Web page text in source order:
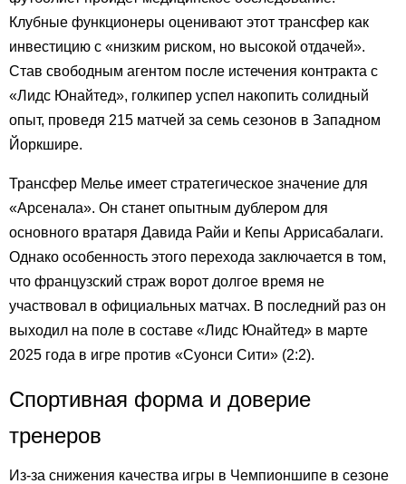
Клубные функционеры оценивают этот трансфер как
инвестицию с «низким риском, но высокой отдачей».
Став свободным агентом после истечения контракта с
«Лидс Юнайтед», голкипер успел накопить солидный
опыт, проведя 215 матчей за семь сезонов в Западном
Йоркшире.
Трансфер Мелье имеет стратегическое значение для
«Арсенала». Он станет опытным дублером для
основного вратаря Давида Райи и Кепы Аррисабалаги.
Однако особенность этого перехода заключается в том,
что французский страж ворот долгое время не
участвовал в официальных матчах. В последний раз он
выходил на поле в составе «Лидс Юнайтед» в марте
2025 года в игре против «Суонси Сити» (2:2).
Спортивная форма и доверие
тренеров
Из-за снижения качества игры в Чемпионшипе в сезоне